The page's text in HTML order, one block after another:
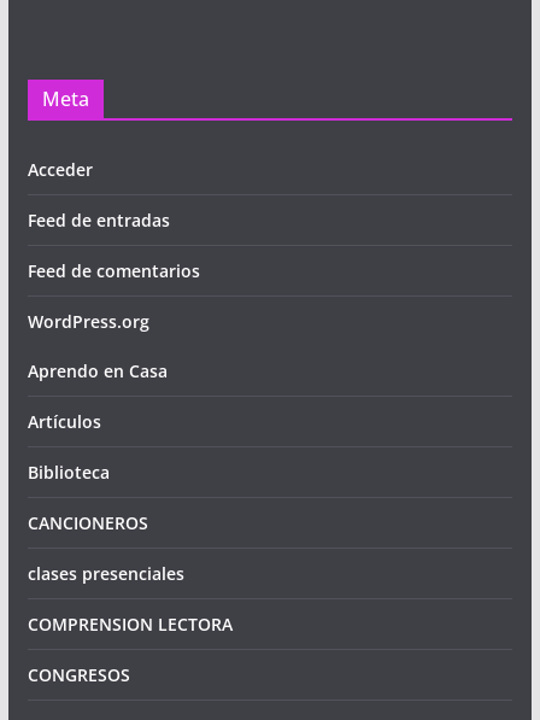
Meta
Acceder
Feed de entradas
Feed de comentarios
WordPress.org
Aprendo en Casa
Artículos
Biblioteca
CANCIONEROS
clases presenciales
COMPRENSION LECTORA
CONGRESOS